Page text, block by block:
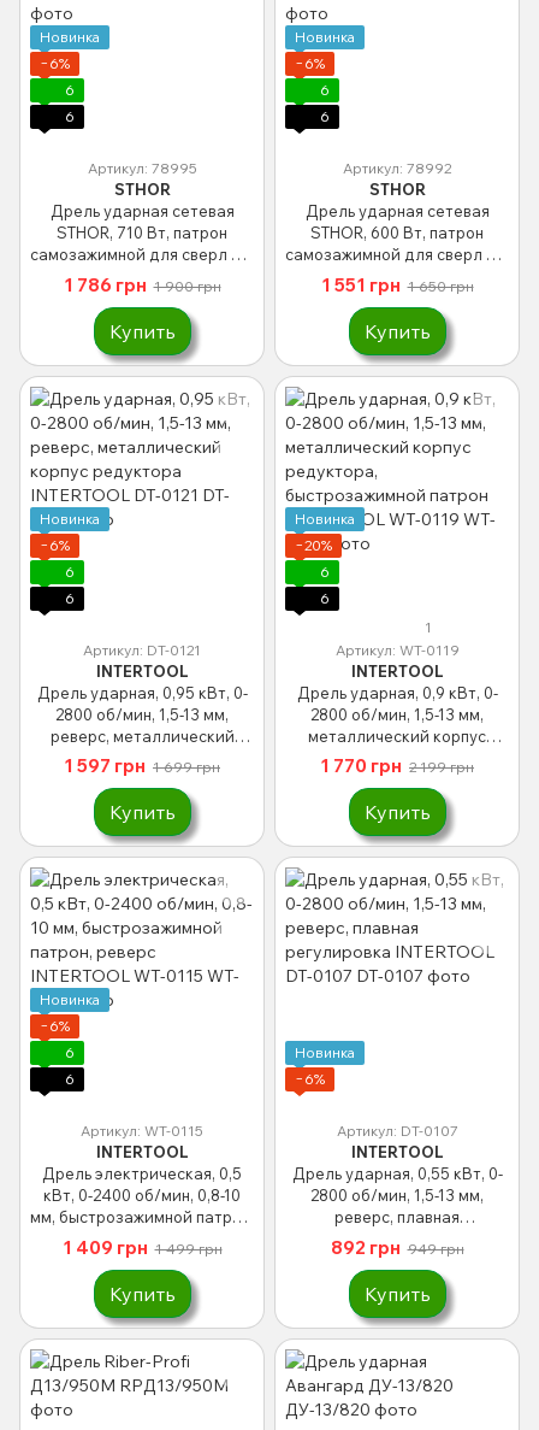
Новинка
−6%
6
6
Артикул: 78995
STHOR
Дрель ударная сетевая
STHOR, 710 Вт, патрон
самозажимной для сверл Ø≤
13 мм (78995)
1 786 грн 1 900 грн
Купить
Новинка
−6%
6
6
Артикул: 78992
STHOR
Дрель ударная сетевая
STHOR, 600 Вт, патрон
самозажимной для сверл Ø≤
13 мм (78992)
1 551 грн 1 650 грн
Купить
Новинка
−6%
6
6
Артикул: DT-0121
INTERTOOL
Дрель ударная, 0,95 кВт, 0-
2800 об/мин, 1,5-13 мм,
реверс, металлический
корпус редуктора
INTERTOOL DT-0121
1 597 грн 1 699 грн
Купить
Новинка
−20%
6
6
1
Артикул: WT-0119
INTERTOOL
Дрель ударная, 0,9 кВт, 0-
2800 об/мин, 1,5-13 мм,
металлический корпус
редуктора,
быстрозажимной патрон
INTERTOOL WT-0119
1 770 грн 2 199 грн
Купить
Новинка
−6%
6
6
Артикул: WT-0115
INTERTOOL
Дрель электрическая, 0,5
кВт, 0-2400 об/мин, 0,8-10
мм, быстрозажимной патрон,
реверс INTERTOOL WT-0115
1 409 грн 1 499 грн
Купить
Новинка
−6%
Артикул: DT-0107
INTERTOOL
Дрель ударная, 0,55 кВт, 0-
2800 об/мин, 1,5-13 мм,
реверс, плавная
регулировка INTERTOOL DT-
0107
892 грн 949 грн
Купить